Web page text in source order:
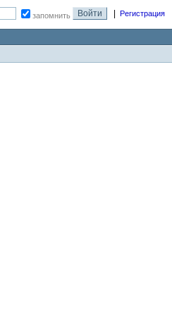
запомнить Регистрация